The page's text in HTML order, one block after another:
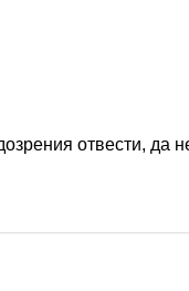
отвести, да